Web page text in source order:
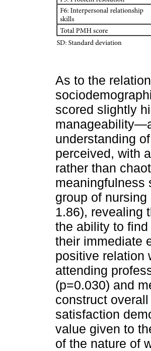
As to the
scored slightly
understanding
perceived, with
rather than
meaningfulness
group of
1.86), revealing
the ability to
their immediate
positive relation
attending
(p=0.030) and
construct
satisfaction
value given to
of the nature of